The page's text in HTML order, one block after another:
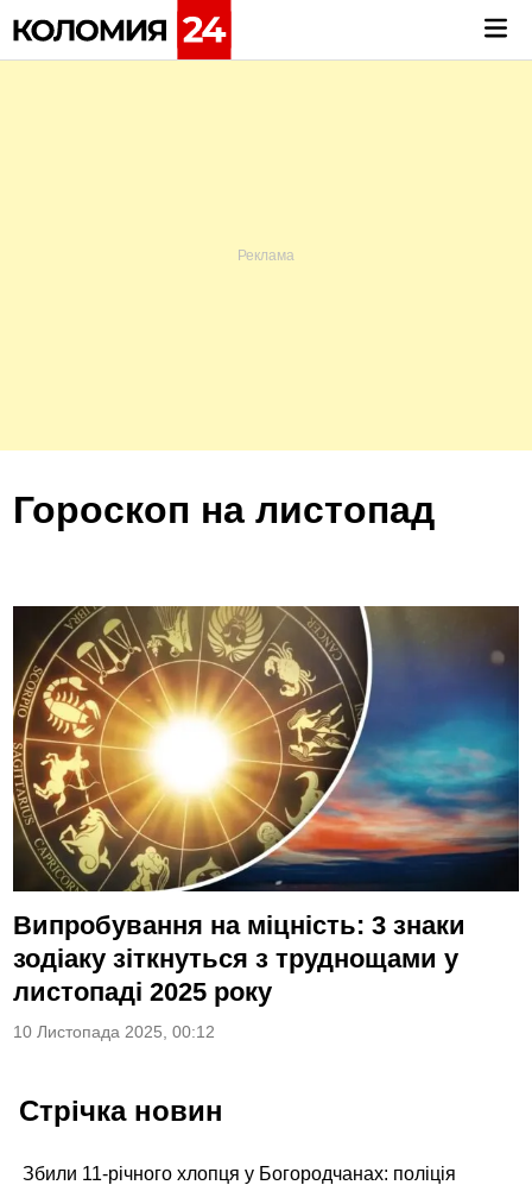
to
Гороскоп на листопад
Випробування на міцність: 3 знаки
зодіаку зіткнуться з труднощами у
листопаді 2025 року
10 Листопада 2025, 00:12
Стрічка новин
Збили 11-річного хлопця у Богородчанах: поліція